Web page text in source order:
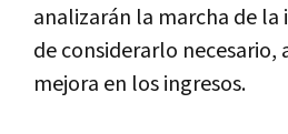
analizarán la marcha de la
de considerarlo necesario,
mejora en los ingresos.